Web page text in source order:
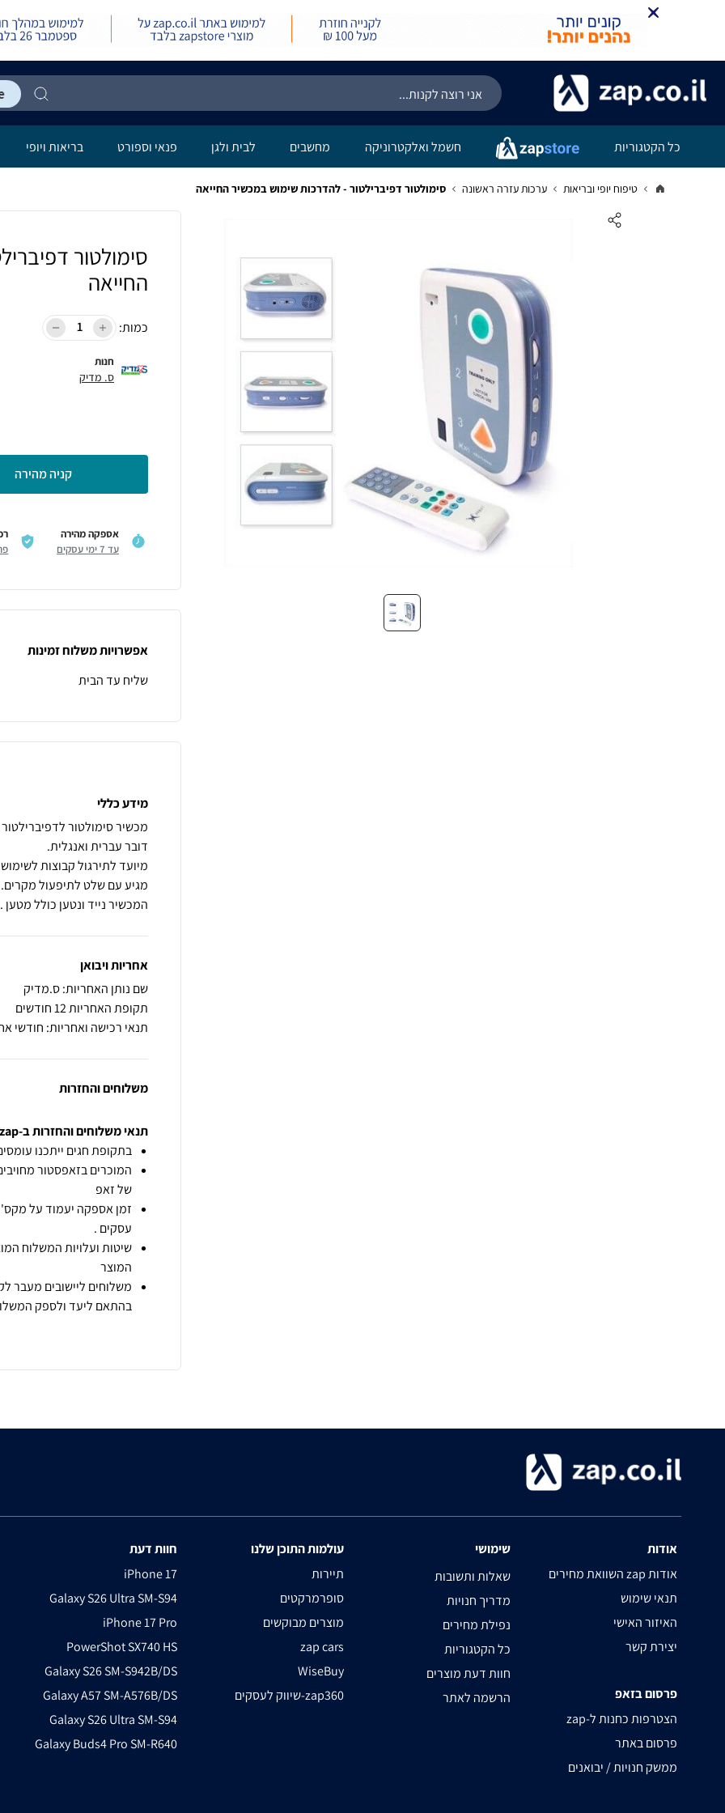
כל הקטגוריות חשמל ואלקטרוניקה מחשבים לבית ולגן פנאי וספורט בריאות ויופי
טיפוח יופי ובריאות ערכות עזרה ראשונה סימולטור דפיברילטור - להדרכות שימוש במכשיר החייאה
סימולטור
החייאה
כמות:
חנות
ס. מדיק
קניה מהירה
אספקה מהירה
עד 7 ימי עסקים
אפשרויות משלוח זמינות
שליח עד הבית
מידע כללי
המכשיר נייד ונטען כולל מטען .
אחריות ויבואן
שם נותן האחריות: ס.מדיק
תקופת האחריות 12 חודשים
תנאי רכישה ואחריות: חודשי
משלוחים והחזרות
תנאי משלוחים והחזרות ב-zap
בתקופת חגים ייתכנו
המוכרים בזאפסטור
של זאפ
זמן אספקה יעמוד על מקס' 7 ימי עסקים מיום
עסקים .
שיטות ועלויות המשלוח
המוצר
משלוחים ליישובים מעבר
בהתאם ליעד ולספק
אודות
השוואת מחירים zap אודות
תנאי שימוש
האיזור האישי
יצירת קשר
פרסום בזאפ
zap-הצטרפות כחנות ל
פרסום באתר
ממשק חנויות / יבואנים
שימושי
שאלות ותשובות
מדריך חנויות
נפילת מחירים
כל הקטגוריות
חוות דעת מוצרים
הרשמה לאתר
עולמות התוכן שלנו
תיירות
סופרמרקטים
מוצרים מבוקשים
zap cars
WiseBuy
שיווק לעסקים-zap360
חוות דעת
iPhone 17
Galaxy S26 Ultra SM-S94
iPhone 17 Pro
PowerShot SX740 HS
Galaxy S26 SM-S942B/DS
Galaxy A57 SM-A576B/DS
Galaxy S26 Ultra SM-S94
Galaxy Buds4 Pro SM-R640